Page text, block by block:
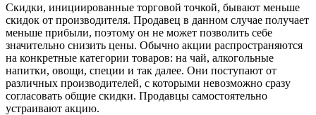
Скидки, инициированные торговой точкой, бывают меньше
скидок от производителя. Продавец в данном случае получает
меньше прибыли, поэтому он не может позволить себе
значительно снизить цены. Обычно акции распространяются
на конкретные категории товаров: на чай, алкогольные
напитки, овощи, специи и так далее. Они поступают от
различных производителей, с которыми невозможно сразу
согласовать общие скидки. Продавцы самостоятельно
устраивают акцию.